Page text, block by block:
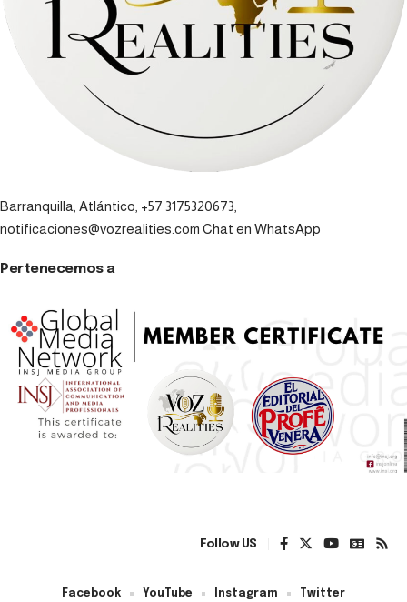
Barranquilla, Atlántico, +57 3175320673,
notificaciones@vozrealities.com Chat en WhatsApp
Pertenecemos a
Follow US
Facebook YouTube Instagram Twitter